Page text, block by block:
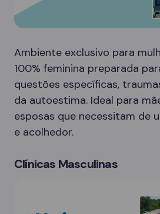
Ambiente exclusivo para
100% feminina preparada
questões específicas,
da autoestima. Ideal para
esposas que necessitam de
e acolhedor.
Clínicas Masculinas